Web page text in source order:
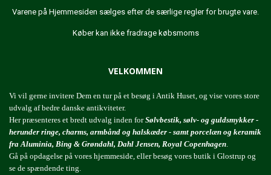
Varene på Hjemmesiden sælges efter de særlige regler for brugte vare.
Køber kan ikke fradrage købsmoms
VELKOMMEN
Vi vil gerne invitere Dem en tur på et besøg i Antik Huset, og vise vores store
udvalg af bedre danske antikviteter.
Her præsenteres et bredt udvalg inden forSølvbestik, sølv- og guldsmykker -
herunder ringe, charms, armbånd og halskæder - samt porcelæn og keramik
fra Aluminia, Bing & Grøndahl, Dahl Jensen, Royal Copenhagen
Gå på opdagelse på vores hjemmeside, eller besøg vores butik i Glostrup og
se de spændende ting.